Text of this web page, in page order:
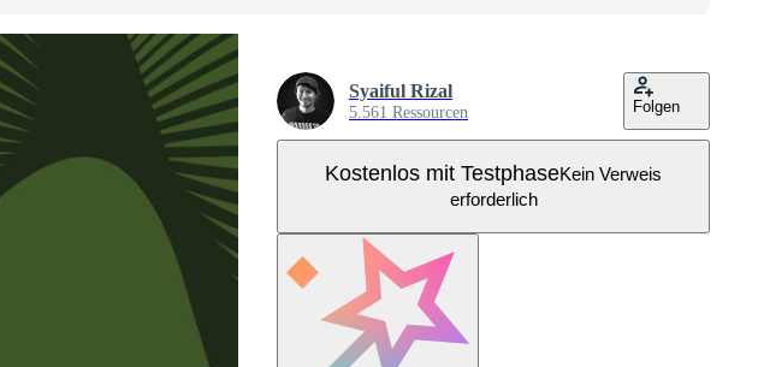
Syaiful Rizal
5.561 Ressourcen Folgen
Kostenlos mit TestphaseKein Verweis
erforderlich